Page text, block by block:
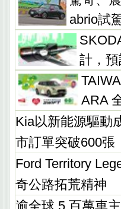
abrio試
計，
ARA
Kia以新能源驅動
市訂單突破600張
Ford Territory
奇公路拓荒精神
逾全球 5 百萬車